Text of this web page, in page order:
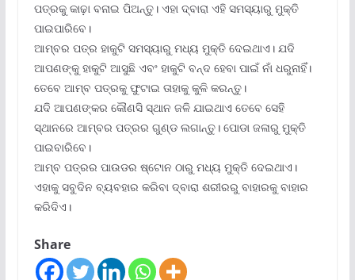
ପତ୍ରକୁ କାଢ଼ା ବନାଇ ପିଅନ୍ତୁ। ଏହା ଦ୍ବାରା ଏହି ସମସ୍ୟାରୁ ମୁକ୍ତି
ପାଇପାରିବେ।
ଆମ୍ବର ପତ୍ର ହାକୁଟି ସମସ୍ୟାରୁ ମଧ୍ୟ ମୁକ୍ତି ଦେଇଥାଏ। ଯଦି
ଆପଣଙ୍କୁ ହାକୁଟି ଆସୁଛି ଏବଂ ହାକୁଟି ବନ୍ଦ ହେବା ପାଇଁ ନାଁ ଧରୁନାହିଁ।
ତେବେ ଆମ୍ବ ପତ୍ରକୁ ଫୁଟାଇ ତାହାକୁ କୁଳି କରନ୍ତୁ।
ଯଦି ଆପଣଙ୍କର କୌଣସି ସ୍ଥାନ ଜଳି ଯାଇଥାଏ ତେବେ ସେହି
ସ୍ଥାନରେ ଆମ୍ବର ପତ୍ରର ଗୁଣ୍ଡ ଲଗାନ୍ତୁ। ପୋଡା ଜଳାରୁ ମୁକ୍ତି
ପାଇବାରିବେ।
ଆମ୍ବ ପତ୍ରର ପାଉଡର ଷ୍ଟୋନ ଠାରୁ ମଧ୍ୟ ମୁକ୍ତି ଦେଇଥାଏ।
ଏହାକୁ ସବୁଦିନ ବ୍ୟବହାର କରିବା ଦ୍ବାରା ଶରୀରରୁ ବାହାରକୁ ବାହାର
କରିଦିଏ।
Share